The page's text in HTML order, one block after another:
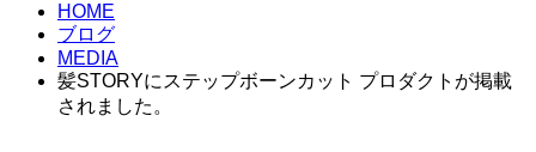
HOME
ブログ
MEDIA
髪STORYにステップボーンカット プロダクトが掲載
されました。